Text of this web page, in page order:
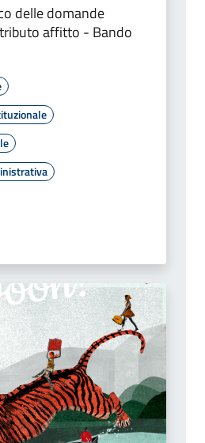
delle domande
affitto - Bando